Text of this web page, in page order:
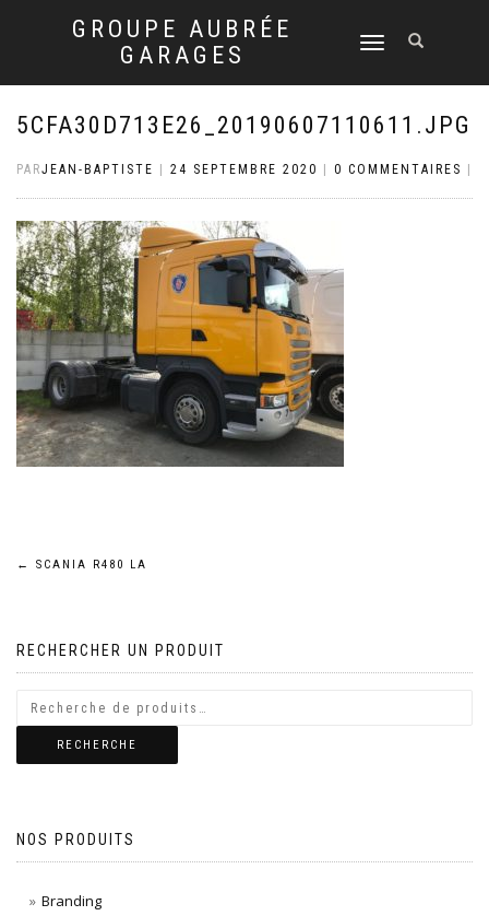
GROUPE AUBRÉE
GARAGES
DÉPLIER
NAVIGATION
5CFA30D713E26_20190607110611.JPG
PARJEAN-BAPTISTE 24 SEPTEMBRE 2020 0 COMMENTAIRES
Navigation
l’article
← SCANIA R480 LA
RECHERCHER UN PRODUIT
RECHERCHE
NOS PRODUITS
Branding